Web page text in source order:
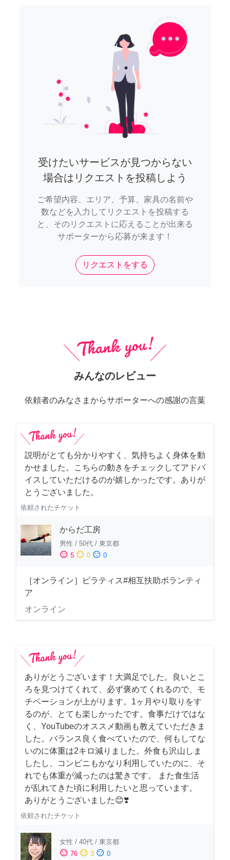
受けたいサービスが見つからない
場合はリクエストを投稿しよう
ご希望内容、エリア、予算、家具の名前や
数などを入力してリクエストを投稿する
と、そのリクエストに応えることが出来る
サポーターから応募が来ます！
リクエストをする
みんなのレビュー
依頼者のみなさまからサポーターへの感謝の言葉
説明がとても分かりやすく、気持ちよく身体を動
かせました。こちらの動きをチェックしてアドバ
イスしていただけるのが嬉しかったです。ありが
とうございました。
依頼されたチケット
からだ工房
男性 / 50代 / 東京都
sentiment_satisfied 5 sentiment_neutral 0 sentiment_dissatisfied 0
［オンライン］ピラティス#相互扶助ボランティ
ア
オンライン
ありがとうございます！大満足でした。良いとこ
ろを見つけてくれて、必ず褒めてくれるので、モ
チベーションが上がります。1ヶ月やり取りをす
るのが、とても楽しかったです。食事だけではな
く、YouTubeのオススメ動画も教えていただきま
した。バランス良く食べていたので、何もしてな
いのに体重は2キロ減りました。外食も沢山しま
したし、コンビニもかなり利用していたのに、そ
れでも体重が減ったのは驚きです。 また食生活
が乱れてきた頃に利用したいと思っています。
ありがとうございました😊❣️
依頼されたチケット
女性 / 40代 / 東京都
sentiment_satisfied 76 sentiment_neutral 3 sentiment_dissatisfied 0